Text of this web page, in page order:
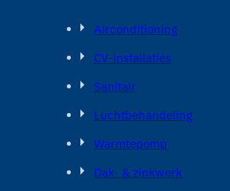
Airconditioning
CV-installaties
Sanitair
Luchtbehandeling
Warmtepomp
Dak- & zinkwerk